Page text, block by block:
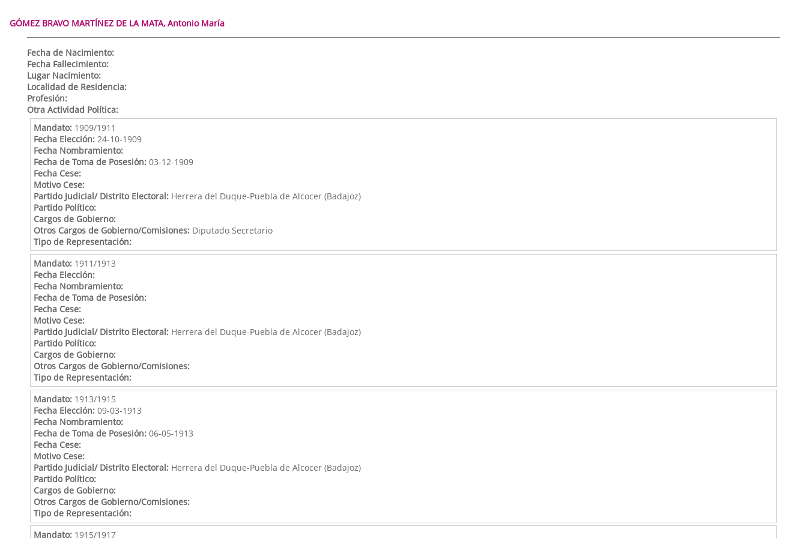
GÓMEZ BRAVO MARTÍNEZ DE LA MATA, Antonio María
Fecha de Nacimiento:
Fecha Fallecimiento:
Lugar Nacimiento:
Localidad de Residencia:
Profesión:
Otra Actividad Política:
Mandato:1909/1911
Fecha Elección:24-10-1909
Fecha Nombramiento:
Fecha de Toma de Posesión:03-12-1909
Fecha Cese:
Motivo Cese:
Partido Judicial/ Distrito Electoral:Herrera del Duque-Puebla de Alcocer (Badajoz)
Partido Político:
Cargos de Gobierno:
Otros Cargos de Gobierno/Comisiones:Diputado Secretario
Tipo de Representación:
Mandato:1911/1913
Fecha Elección:
Fecha Nombramiento:
Fecha de Toma de Posesión:
Fecha Cese:
Motivo Cese:
Partido Judicial/ Distrito Electoral:Herrera del Duque-Puebla de Alcocer (Badajoz)
Partido Político:
Cargos de Gobierno:
Otros Cargos de Gobierno/Comisiones:
Tipo de Representación:
Mandato:1913/1915
Fecha Elección:09-03-1913
Fecha Nombramiento:
Fecha de Toma de Posesión:06-05-1913
Fecha Cese:
Motivo Cese:
Partido Judicial/ Distrito Electoral:Herrera del Duque-Puebla de Alcocer (Badajoz)
Partido Político:
Cargos de Gobierno:
Otros Cargos de Gobierno/Comisiones:
Tipo de Representación:
Mandato:1915/1917